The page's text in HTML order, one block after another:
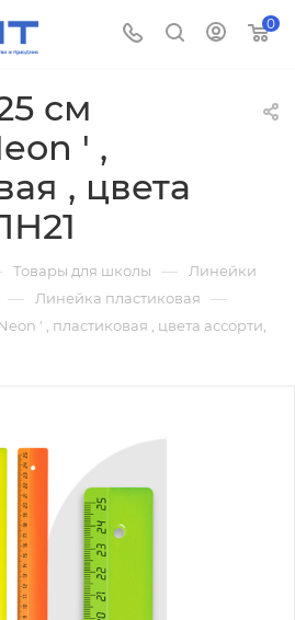
0
см
' ,
, цвета
Товары для школы — Линейки
— Линейка пластиковая —
' , пластиковая , цвета ассорти,